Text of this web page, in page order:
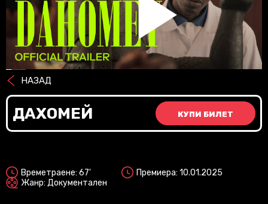
НАЗАД
ДАХОМЕЙ КУПИ БИЛЕТ
Времетраене: 67'
Премиера: 10.01.2025
Жанр: Документален